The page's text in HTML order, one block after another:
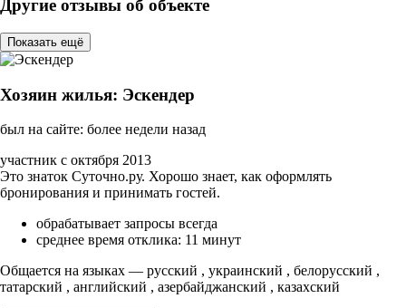
Другие отзывы об объекте
Показать ещё
Хозяин жилья: Эскендер
был на сайте: более недели назад
участник с октября 2013
Это знаток Суточно.ру. Хорошо знает, как оформлять
бронирования и принимать гостей.
обрабатывает запросы всегда
среднее время отклика: 11 минут
Общается на языках — русский , украинский , белорусский ,
татарский , английский , азербайджанский , казахский